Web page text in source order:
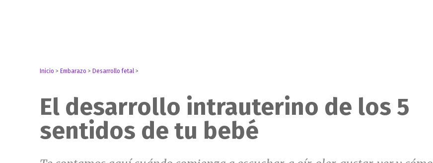
Inicio > Embarazo > Desarrollo fetal >
El desarrollo intrauterino de los 5
sentidos de tu bebé